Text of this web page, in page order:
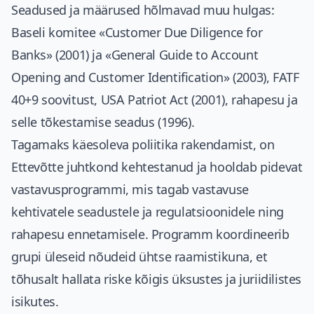
Seadused ja määrused hõlmavad muu hulgas:
Baseli komitee «Customer Due Diligence for
Banks» (2001) ja «General Guide to Account
Opening and Customer Identification» (2003), FATF
40+9 soovitust, USA Patriot Act (2001), rahapesu ja
selle tõkestamise seadus (1996).
Tagamaks käesoleva poliitika rakendamist, on
Ettevõtte juhtkond kehtestanud ja hooldab pidevat
vastavusprogrammi, mis tagab vastavuse
kehtivatele seadustele ja regulatsioonidele ning
rahapesu ennetamisele. Programm koordineerib
grupi üleseid nõudeid ühtse raamistikuna, et
tõhusalt hallata riske kõigis üksustes ja juriidilistes
isikutes.